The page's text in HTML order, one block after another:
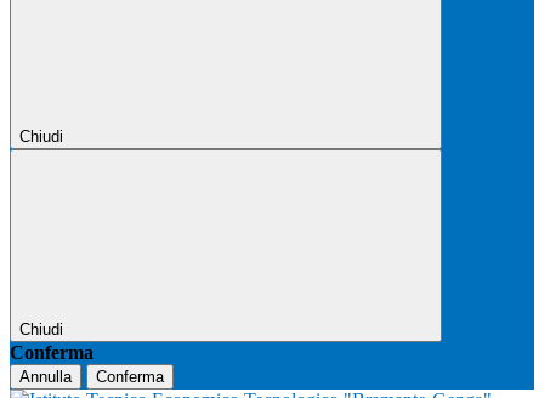
Chiudi
Chiudi
Conferma
Annulla Conferma